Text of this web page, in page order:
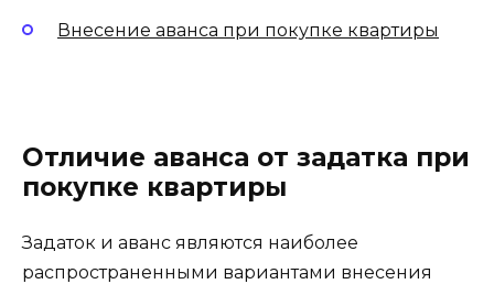
Внесение аванса при покупке квартиры
Отличие аванса от задатка при
покупке квартиры
Задаток и аванс являются наиболее
распространенными вариантами внесения